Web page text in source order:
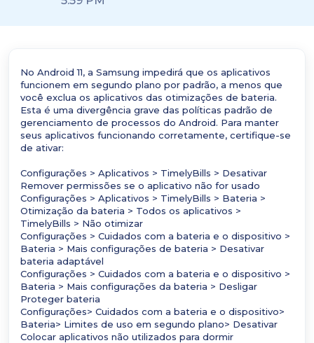
No Android 11, a Samsung impedirá que os aplicativos
funcionem em segundo plano por padrão, a menos que
você exclua os aplicativos das otimizações de bateria.
Esta é uma divergência grave das políticas padrão de
gerenciamento de processos do Android. Para manter
seus aplicativos funcionando corretamente, certifique-se
de ativar:
Configurações > Aplicativos > TimelyBills > Desativar
Remover permissões se o aplicativo não for usado
Configurações > Aplicativos > TimelyBills > Bateria >
Otimização da bateria > Todos os aplicativos >
TimelyBills > Não otimizar
Configurações > Cuidados com a bateria e o dispositivo >
Bateria > Mais configurações de bateria > Desativar
bateria adaptável
Configurações > Cuidados com a bateria e o dispositivo >
Bateria > Mais configurações da bateria > Desligar
Proteger bateria
Configurações> Cuidados com a bateria e o dispositivo>
Bateria> Limites de uso em segundo plano> Desativar
Colocar aplicativos não utilizados para dormir